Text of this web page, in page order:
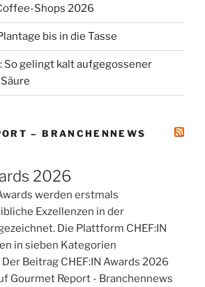
Shops 2026
bis in die Tasse
So gelingt kalt aufgegossener
– BRANCHENNEWS
2026
werden erstmals
Exzellenzen in der
Die Plattform CHEF:IN
in sieben Kategorien
Beitrag CHEF:IN Awards 2026
Gourmet Report - Branchennews